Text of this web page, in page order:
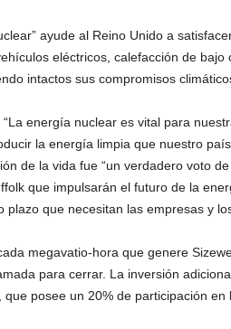
ayude al Reino Unido a
eléctricos, calefacción de bajo
intactos sus compromisos
energía nuclear es vital para
la energía limpia que nuestro
de la vida fue “un verdadero voto
que impulsarán el futuro de la
que necesitan las empresas y
megavatio-hora que genere
para cerrar. La inversión
posee un 20% de participación en